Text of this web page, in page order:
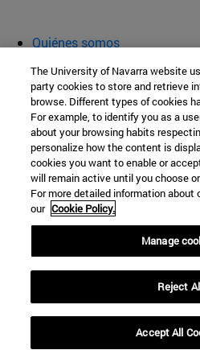
Quiénes somos
Aula abierta
Cátedra de
Facultad de Filosofía y Letras
Campus Universitario s/n
Navarra
España
Tel. +34 948 42 56 00
The University of Navarra website
party cookies to store and retrieve
browse. Different types of cookies
For example, to identify you as a
about your browsing habits
personalize how the content is
cookies you want to enable or
will remain active until you choose
For more detailed information about
our Cookie Policy.
Manage
Reject
Accept All